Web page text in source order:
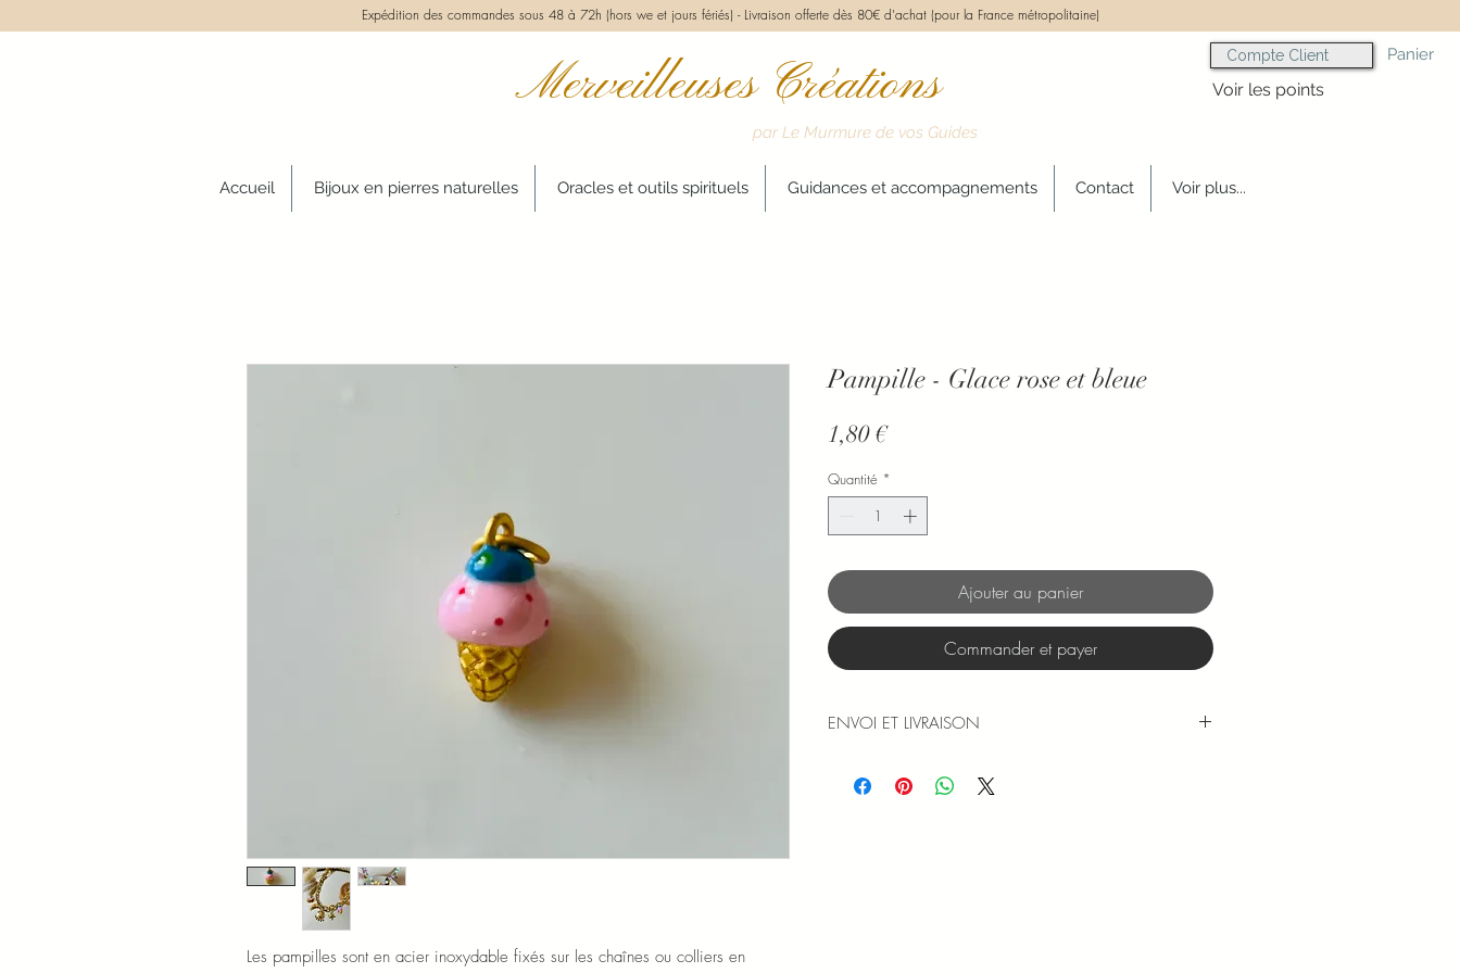
Expédition des commandes sous 48 à 72h (hors we et jours fériés) - Livraison offerte dès 80€ d'achat (pour la France métropolitaine)
Merveilleuses Créations Panier
Compte Client
Voir les points
par Le Murmure de vos Guides
Accueil Bijoux en pierres naturelles Oracles et outils spirituels Guidances et accompagnements Contact Voir plus...
Les pampilles sont en acier inoxydable fixés sur les chaînes ou colliers en
Pampille - Glace rose et bleue
1,80 €Prix
Quantité *
Ajouter au panier
Commander et payer
ENVOI ET LIVRAISON
et jours fériés).